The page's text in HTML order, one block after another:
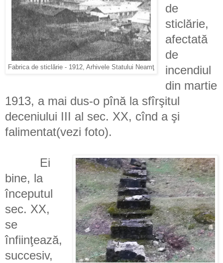
Fabrica de sticlărie - 1912, Arhivele Statului Neamţ
de
sticlărie,
afectată
de
incendiul
din martie
1913, a mai dus-o pînă la sfîrşitul
deceniului III al sec. XX, cînd a şi
falimentat(vezi foto).
Ei
bine, la
începutul
sec. XX,
se
înfiinţează,
succesiv,